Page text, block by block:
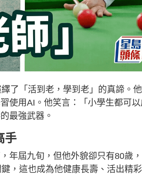
了「活到老，學到老」的真諦。
使用AI。他笑言：「小學生都可
最強武器。
手
年屆九旬，但他外貌卻只有80歲
，這也成為他健康長壽、活出精